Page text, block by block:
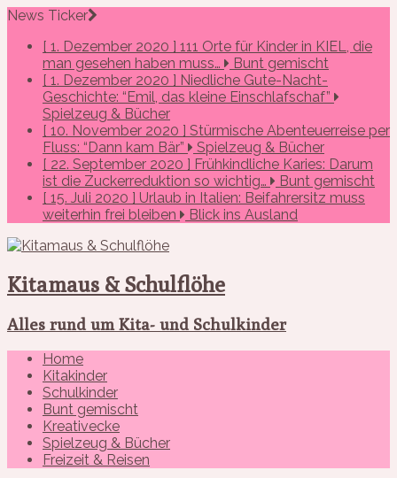
News Ticker
[ 1. Dezember 2020 ] 111 Orte für Kinder in KIEL, die
man gesehen haben muss…
Bunt gemischt
[ 1. Dezember 2020 ] Niedliche Gute-Nacht-
Geschichte: “Emil, das kleine Einschlafschaf”
Spielzeug & Bücher
[ 10. November 2020 ] Stürmische Abenteuerreise per
Fluss: “Dann kam Bär”
Spielzeug & Bücher
[ 22. September 2020 ] Frühkindliche Karies: Darum
ist die Zuckerreduktion so wichtig…
Bunt gemischt
[ 15. Juli 2020 ] Urlaub in Italien: Beifahrersitz muss
weiterhin frei bleiben
Blick ins Ausland
Kitamaus & Schulflöhe
Alles rund um Kita- und Schulkinder
Home
Kitakinder
Schulkinder
Bunt gemischt
Kreativecke
Spielzeug & Bücher
Freizeit & Reisen